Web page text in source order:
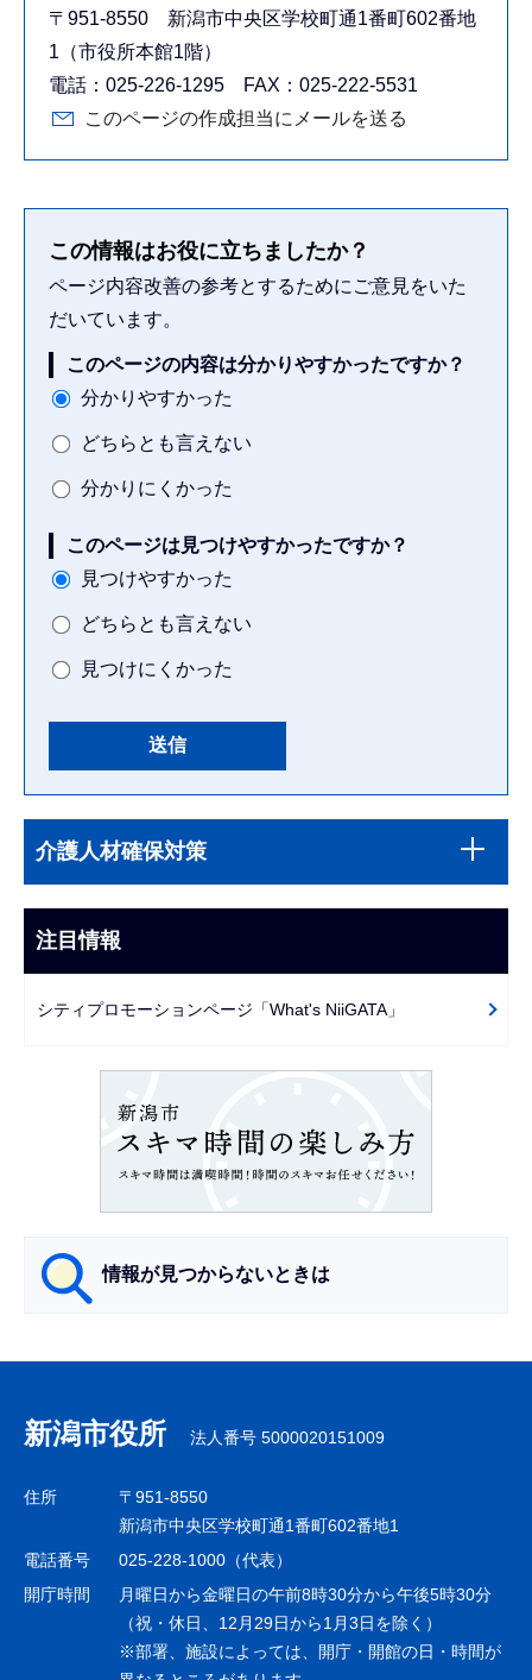
〒951-8550 新潟市中央区学校町通1番町602番地
1（市役所本館1階）
電話：025-226-1295 FAX：025-222-5531
このページの作成担当にメールを送る
この情報はお役に立ちましたか？
ページ内容改善の参考とするためにご意見をいた
だいています。
このページの内容は分かりやすかったですか？
分かりやすかった
どちらとも言えない
分かりにくかった
このページは見つけやすかったですか？
見つけやすかった
どちらとも言えない
見つけにくかった
文
こ
ま
で
ブ
ビ
ー
介護人材確保対策
注目情報
シティプロモーションページ「What's NiiGATA」
情報が見つからないときは
ナ
ビ
ゲ
シ
ョ
新潟市役所 法人番号 5000020151009
住所
〒951-8550
新潟市中央区学校町通1番町602番地1
電話番号
025-228-1000（代表）
開庁時間
月曜日から金曜日の午前8時30分から午後5時30分
（祝・休日、12月29日から1月3日を除く）
※部署、施設によっては、開庁・開館の日・時間が